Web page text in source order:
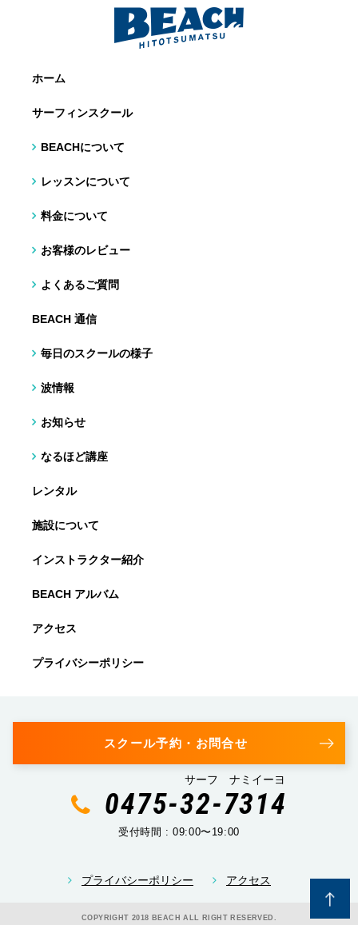
ホーム
サーフィンスクール
BEACHについて
レッスンについて
料金について
お客様のレビュー
よくあるご質問
BEACH 通信
毎日のスクールの様子
波情報
お知らせ
なるほど講座
レンタル
施設について
インストラクター紹介
BEACH アルバム
アクセス
プライバシーポリシー
スクール予約・お問合せ
サーフ ナミイーヨ
0475-32-7314
受付時間 : 09:00〜19:00
プライバシーポリシー アクセス
COPYRIGHT 2018 BEACH ALL RIGHT RESERVED.